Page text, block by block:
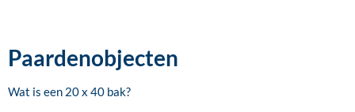
Paardenobjecten
Wat is een 20 x 40 bak?